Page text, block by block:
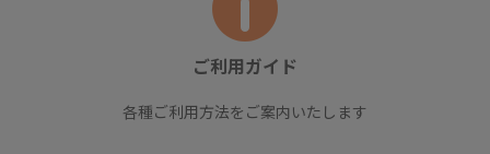
ご利用ガイド
各種ご利用方法をご案内いたします